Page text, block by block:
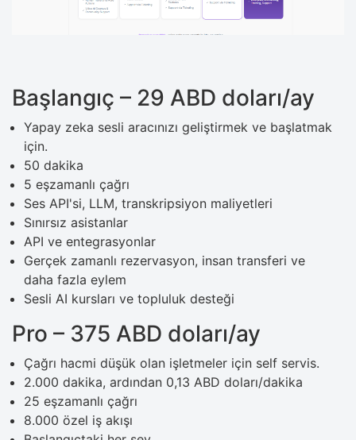
Başlangıç ​​– 29 ABD doları/ay
Yapay zeka sesli aracınızı geliştirmek ve başlatmak
için.
50 dakika
5 eşzamanlı çağrı
Ses API'si, LLM, transkripsiyon maliyetleri
Sınırsız asistanlar
API ve entegrasyonlar
Gerçek zamanlı rezervasyon, insan transferi ve
daha fazla eylem
Sesli AI kursları ve topluluk desteği
Pro – 375 ABD doları/ay
Çağrı hacmi düşük olan işletmeler için self servis.
2.000 dakika, ardından 0,13 ABD doları/dakika
25 eşzamanlı çağrı
8.000 özel iş akışı